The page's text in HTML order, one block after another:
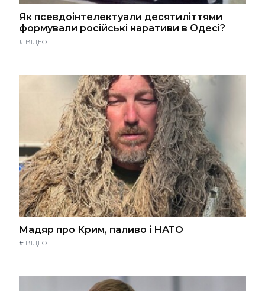
Як псевдоінтелектуали десятиліттями
формували російські наративи в Одесі?
# ВІДЕО
Мадяр про Крим, паливо і НАТО
# ВІДЕО